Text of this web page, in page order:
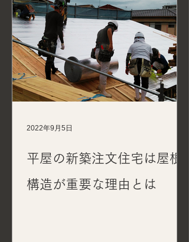
平屋の新築注文住宅は屋根
構造が重要な理由とは
2022年9月5日